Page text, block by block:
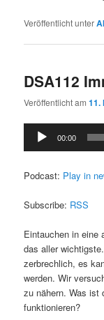
Veröffentlicht unter
DSA112
Veröffentlicht am11.
Audio-
Player
00:00
Podcast: Play in
Subscribe: RSS
Eintauchen in eine
das aller
zerbrechlich, es
werden. Wir
zu nähern. Was ist
funktionieren?